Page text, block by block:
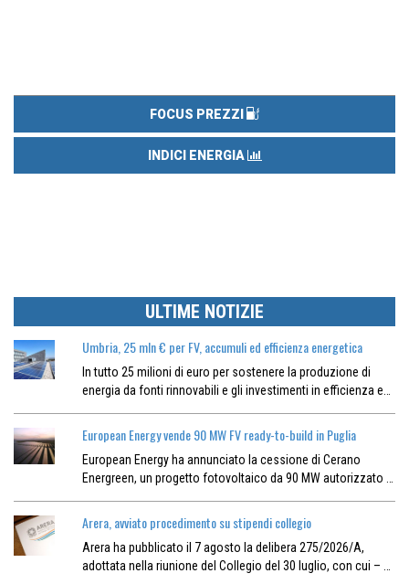
FOCUS PREZZI
INDICI ENERGIA
ULTIME NOTIZIE
Umbria, 25 mln € per FV, accumuli ed efficienza energetica
In tutto 25 milioni di euro per sostenere la produzione di
energia da fonti rinnovabili e gli investimenti in efficienza e…
European Energy vende 90 MW FV ready-to-build in Puglia
European Energy ha annunciato la cessione di Cerano
Energreen, un progetto fotovoltaico da 90 MW autorizzato …
Arera, avviato procedimento su stipendi collegio
Arera ha pubblicato il 7 agosto la delibera 275/2026/A,
adottata nella riunione del Collegio del 30 luglio, con cui – …